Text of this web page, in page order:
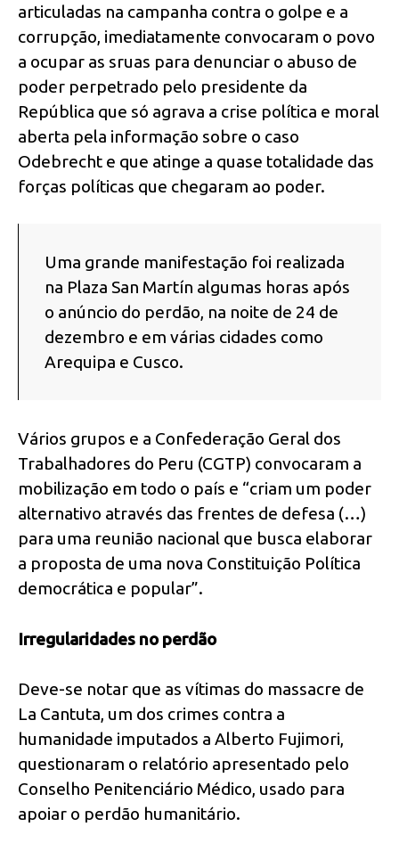
articuladas na campanha contra o golpe e a
corrupção, imediatamente convocaram o povo
a ocupar as sruas para denunciar o abuso de
poder perpetrado pelo presidente da
República que só agrava a crise política e moral
aberta pela informação sobre o caso
Odebrecht e que atinge a quase totalidade das
forças políticas que chegaram ao poder.
Uma grande manifestação foi realizada
na Plaza San Martín algumas horas após
o anúncio do perdão, na noite de 24 de
dezembro e em várias cidades como
Arequipa e Cusco.
Vários grupos e a Confederação Geral dos
Trabalhadores do Peru (CGTP) convocaram a
mobilização em todo o país e “criam um poder
alternativo através das frentes de defesa (…)
para uma reunião nacional que busca elaborar
a proposta de uma nova Constituição Política
democrática e popular”.
Irregularidades no perdão
Deve-se notar que as vítimas do massacre de
La Cantuta, um dos crimes contra a
humanidade imputados a Alberto Fujimori,
questionaram o relatório apresentado pelo
Conselho Penitenciário Médico, usado para
apoiar o perdão humanitário.